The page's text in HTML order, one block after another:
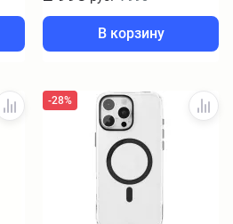
В корзину
-28%